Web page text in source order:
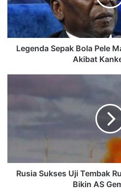
Legenda Sepak Bola Pele
Akibat
Rusia Sukses Uji Tembak
Bikin AS